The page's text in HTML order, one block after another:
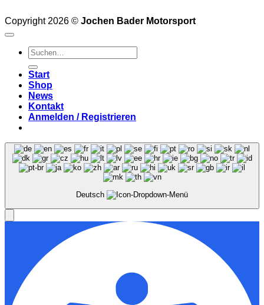
Copyright 2026 © Jochen Bader Motorsport
Suchen
nach:
Start
Shop
News
Kontakt
Anmelden / Registrieren
Deutsch